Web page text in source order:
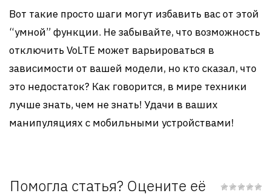
Вот такие просто шаги могут избавить вас от этой
“умной” функции. Не забывайте, что возможность
отключить VoLTE может варьироваться в
зависимости от вашей модели, но кто сказал, что
это недостаток? Как говорится, в мире техники
лучше знать, чем не знать! Удачи в ваших
манипуляциях с мобильными устройствами!
Помогла статья? Оцените её